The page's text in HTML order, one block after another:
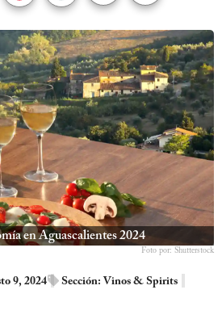
en Aguascalientes 2024
Foto por: Shutterstock
9, 2024 Sección: Vinos & Spirits